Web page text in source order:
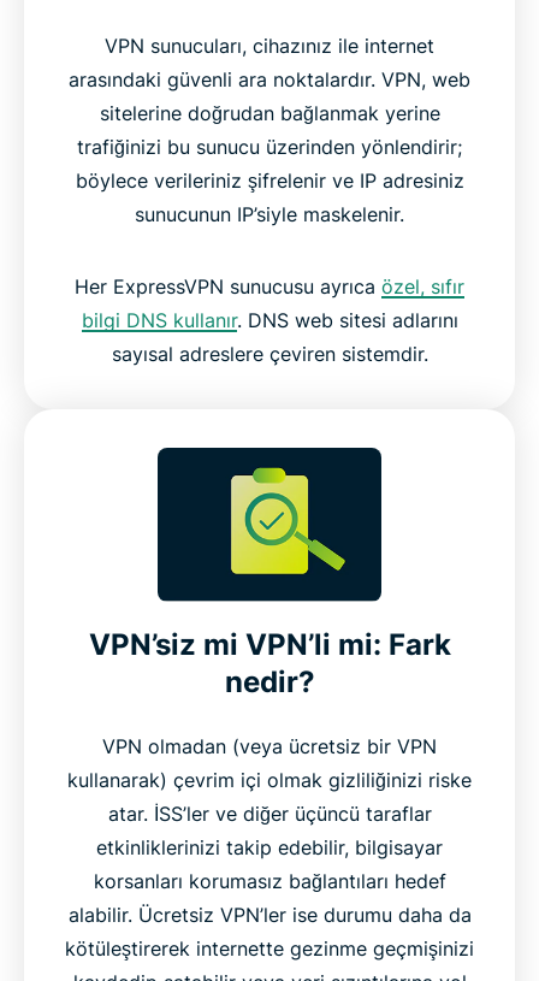
VPN sunucuları, cihazınız ile internet
arasındaki güvenli ara noktalardır. VPN, web
sitelerine doğrudan bağlanmak yerine
trafiğinizi bu sunucu üzerinden yönlendirir;
böylece verileriniz şifrelenir ve IP adresiniz
sunucunun IP’siyle maskelenir.
Her ExpressVPN sunucusu ayrıca özel, sıfır
bilgi DNS kullanır. DNS web sitesi adlarını
sayısal adreslere çeviren sistemdir.
VPN’siz mi VPN’li mi: Fark
nedir?
VPN olmadan (veya ücretsiz bir VPN
kullanarak) çevrim içi olmak gizliliğinizi riske
atar. İSS’ler ve diğer üçüncü taraflar
etkinliklerinizi takip edebilir, bilgisayar
korsanları korumasız bağlantıları hedef
alabilir. Ücretsiz VPN’ler ise durumu daha da
kötüleştirerek internette gezinme geçmişinizi